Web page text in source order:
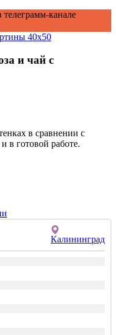
телеграмм-канале
40x50
и чай с
в сравнении с
в готовой работе.
Калининград